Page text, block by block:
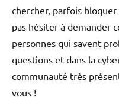
chercher, parfois
pas hésiter à demander
personnes qui savent
questions et dans la
communauté très
vous !